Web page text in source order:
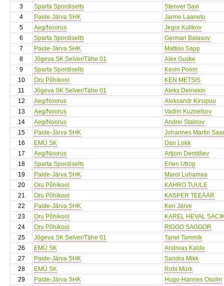
3
Sparta Spordiselts
Stenver Savi
4
Paide-Järva SHK
Jarmo Laanetu
5
Aeg/Noorus
Jegor Kulikov
6
Sparta Spordiselts
German Balasov
7
Paide-Järva SHK
Mattias Sapp
8
Jõgeva SK Selver/Tähe 01
Alex Guske
9
Sparta Spordiselts
Kevin Poom
10
Oru Põhikool
KEN METSIS
11
Jõgeva SK Selver/Tähe 01
Aleks Deinekin
12
Aeg/Noorus
Aleksandr Kirsipuu
13
Aeg/Noorus
Vadim Kuznetsov
14
Aeg/Noorus
Andrei Stalnov
15
Paide-Järva SHK
Johannes Martin Saar
16
EMÜ SK
Dan Lokk
17
Aeg/Noorus
Artjom Demitšev
18
Sparta Spordiselts
Erlen Utrop
19
Paide-Järva SHK
Marol Luhamaa
20
Oru Põhikool
KAHRO TUULE
21
Oru Põhikool
KASPER TEEÄÄR
22
Paide-Järva SHK
Ken Järve
23
Oru Põhikool
KAREL HEVAL
24
Oru Põhikool
RIGGO SAGGOR
25
Jõgeva SK Selver/Tähe 01
Tanel Tammik
26
EMÜ SK
Andreas Kalde
27
Paide-Järva SHK
Sandra Mikk
28
EMÜ SK
Robi Mürk
29
Paide-Järva SHK
Hugo-Hannes Osolin